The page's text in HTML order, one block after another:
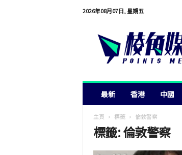
2026年08月07日, 星期五
最新 香港 中國
主頁 標籤 倫敦警察
標籤: 倫敦警察